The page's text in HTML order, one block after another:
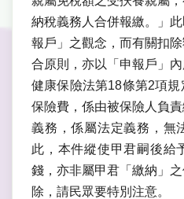
納稅義務人合併報繳。」
報戶」之觀念，而有關扣
合原則，亦以「申報戶」
健康保險法第18條第2項
保險費，係由被保險人負
義務，係屬法定義務，無
此，本件縱使甲君嗣後給
錢，亦非屬甲君「繳納」
除，請民眾要特別注意。